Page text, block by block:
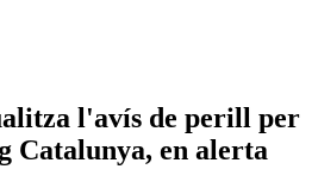
l'avís de perill per
Catalunya, en alerta